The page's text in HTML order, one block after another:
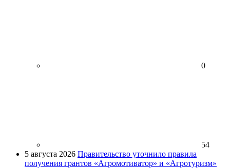
0
54
5 августа 2026 Правительство уточнило правила
получения грантов «Агромотиватор» и «Агротуризм»